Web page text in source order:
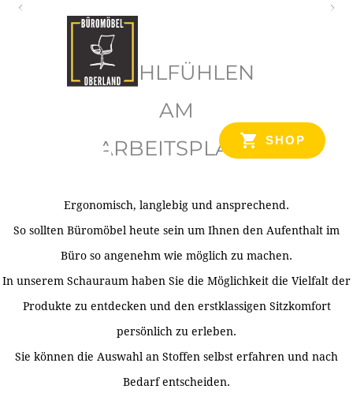
SHOP
WOHLFÜHLEN
AM
ARBEITSPLATZ
Ergonomisch, langlebig und ansprechend.
So sollten Büromöbel heute sein um Ihnen den Aufenthalt im
Büro so angenehm wie möglich zu machen.
In unserem Schauraum haben Sie die Möglichkeit die Vielfalt der
Produkte zu entdecken und den erstklassigen Sitzkomfort
persönlich zu erleben.
Sie können die Auswahl an Stoffen selbst erfahren und nach
Bedarf entscheiden.